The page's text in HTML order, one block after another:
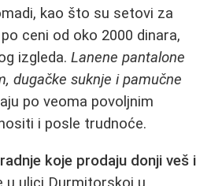
kao što su setovi za
ceni od oko 2000 dinara,
izgleda. Lanene pantalone
dugačke suknje i pamučne
po veoma povoljnim
i posle trudnoće.
radnje koje prodaju donji veš i